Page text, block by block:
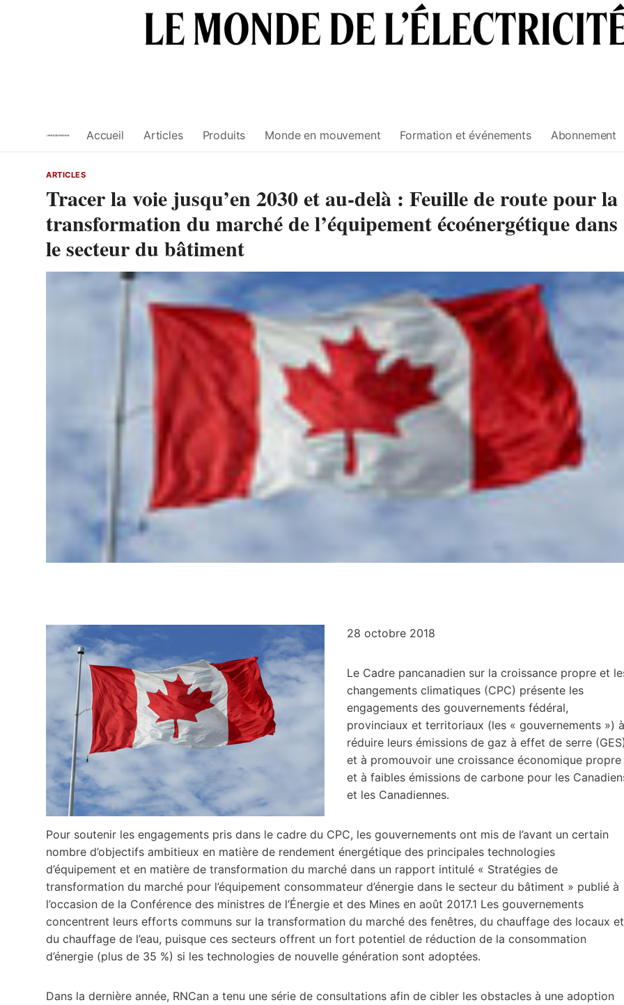
Accueil Articles Produits Monde en mouvement Formation et événements Abonnement
ARTICLES
Tracer la voie jusqu’en 2030 et au-delà : Feuille de route pour la
transformation du marché de l’équipement écoénergétique dans
le secteur du bâtiment
28 octobre 2018
Le Cadre pancanadien sur la croissance propre et
changements climatiques (CPC) présente les
engagements des gouvernements fédéral,
provinciaux et territoriaux (les « gouvernements ») à
réduire leurs émissions de gaz à effet de serre
et à promouvoir une croissance économique propre
et à faibles émissions de carbone pour les
et les Canadiennes.
Pour soutenir les engagements pris dans le cadre du CPC, les gouvernements ont mis de l’avant un certain
nombre d’objectifs ambitieux en matière de rendement énergétique des principales technologies
d’équipement et en matière de transformation du marché dans un rapport intitulé « Stratégies de
transformation du marché pour l’équipement consommateur d’énergie dans le secteur du bâtiment » publié à
l’occasion de la Conférence des ministres de l’Énergie et des Mines en août 2017.1 Les gouvernements
concentrent leurs efforts communs sur la transformation du marché des fenêtres, du chauffage des locaux et
du chauffage de l’eau, puisque ces secteurs offrent un fort potentiel de réduction de la consommation
d’énergie (plus de 35 %) si les technologies de nouvelle génération sont adoptées.
Dans la dernière année, RNCan a tenu une série de consultations afin de cibler les obstacles à une adoption